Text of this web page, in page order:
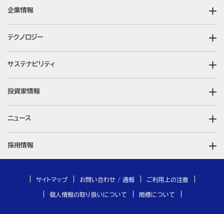
企業情報
テクノロジー
サステナビリティ
投資家情報
ニュース
採用情報
サイトマップ お問い合わせ / 通報 ご利用上の注意
個人情報の取り扱いについて 商標について